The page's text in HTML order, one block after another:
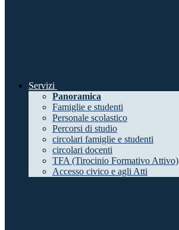
Servizi
Panoramica
Famiglie e studenti
Personale scolastico
Percorsi di studio
circolari famiglie e studenti
circolari docenti
TFA (Tirocinio Formativo Attivo)
Accesso civico e agli Atti